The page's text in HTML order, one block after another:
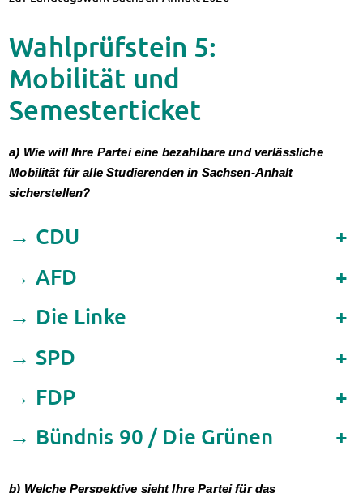
JoGo – Studibar + Eventspace
Mensa-FAQs
CampusCatering
MensaFeedback
AnsprechpartnerInnen
Wohnheime im Überblick
Wohnheime in Magdeburg
Wohnheime in Wernigerode
MIT einander – FÜR einander
Schadensmeldung
Dokumente
Soziales & Beratung
Finanzierungsberatung
PsychoSoziale Beratung
Wahlprüfstein 5:
Mobilität und
Semesterticket
a) Wie will Ihre Partei eine bezahlbare und verlässliche
Mobilität für alle Studierenden in Sachsen-Anhalt
sicherstellen?
→ CDU
+
→ AFD
+
→ Die Linke
+
→ SPD
+
→ FDP
+
→ Bündnis 90 / Die Grünen
+
b) Welche Perspektive sieht Ihre Partei für das